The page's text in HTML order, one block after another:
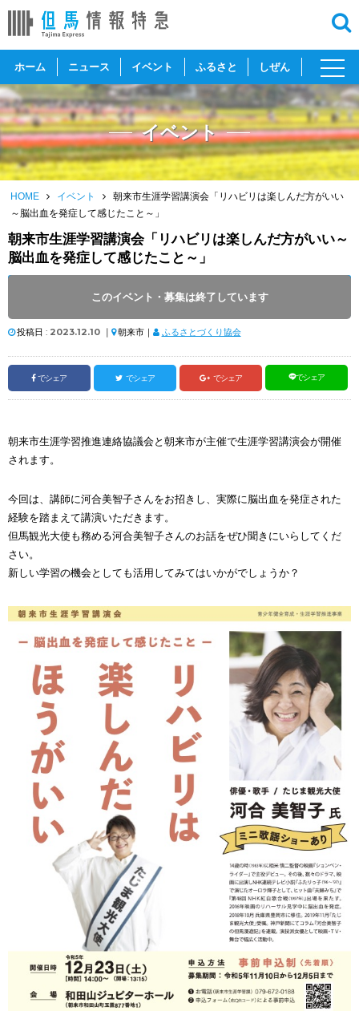
ホーム ニュース イベント ふるさと しぜん
toggle
イベント
HOME イベント
朝来市生涯学習講演会「リハビリは楽しんだ方がいい
～脳出血を発症して感じたこと～」
朝来市生涯学習講演会「リハビリは楽しんだ方がいい～
脳出血を発症して感じたこと～」
このイベント・募集は終了しています
開催時間 : 14:00 ～ 15:15
投稿日 : 2023.12.10 ｜ 朝来市｜ ふるさとづくり協会
でシェア でシェア でシェア でシェア
朝来市生涯学習推進連絡協議会と朝来市が主催で生涯学習講演会が開催
されます。
今回は、講師に河合美智子さんをお招きし、実際に脳出血を発症された
経験を踏まえて講演いただきます。
但馬観光大使も務める河合美智子さんのお話をぜひ聞きにいらしてくだ
さい。
新しい学習の機会としても活用してみてはいかがでしょうか？